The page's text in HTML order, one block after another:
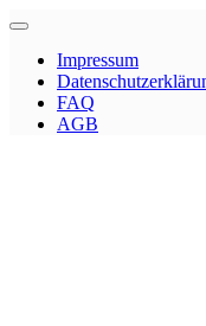
Impressum
FAQ
AGB